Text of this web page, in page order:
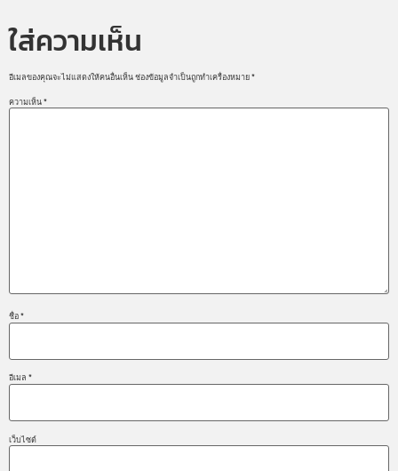
ใส่ความเห็น
อีเมลของคุณจะไม่แสดงให้คนอื่นเห็นช่องข้อมูลจำเป็นถูกทำเครื่องหมาย*
ความเห็น*
ชื่อ*
อีเมล *
เว็บไซต์